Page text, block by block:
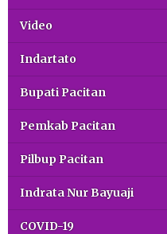
Video
Indartato
Bupati Pacitan
Pemkab Pacitan
Pilbup Pacitan
Indrata Nur Bayuaji
COVID-19